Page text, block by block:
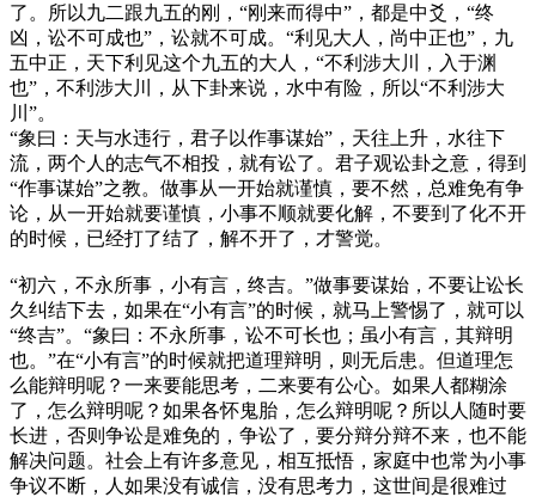
了。所以九二跟九五的刚，“刚来而得中”，都是中爻，“终
凶，讼不可成也”，讼就不可成。“利见大人，尚中正也”，九
五中正，天下利见这个九五的大人，“不利涉大川，入于渊
也”，不利涉大川，从下卦来说，水中有险，所以“不利涉大
川”。
“象曰：天与水违行，君子以作事谋始”，天往上升，水往下
流，两个人的志气不相投，就有讼了。君子观讼卦之意，得到
“作事谋始”之教。做事从一开始就谨慎，要不然，总难免有争
论，从一开始就要谨慎，小事不顺就要化解，不要到了化不开
的时候，已经打了结了，解不开了，才警觉。
“初六，不永所事，小有言，终吉。”做事要谋始，不要让讼长
久纠结下去，如果在“小有言”的时候，就马上警惕了，就可以
“终吉”。“象曰：不永所事，讼不可长也；虽小有言，其辩明
也。”在“小有言”的时候就把道理辩明，则无后患。但道理怎
么能辩明呢？一来要能思考，二来要有公心。如果人都糊涂
了，怎么辩明呢？如果各怀鬼胎，怎么辩明呢？所以人随时要
长进，否则争讼是难免的，争讼了，要分辩分辩不来，也不能
解决问题。社会上有许多意见，相互抵悟，家庭中也常为小事
争议不断，人如果没有诚信，没有思考力，这世间是很难过